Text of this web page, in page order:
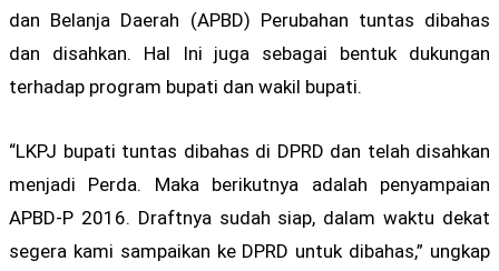
dan Belanja Daerah (APBD) Perubahan tuntas dibahas
dan disahkan. Hal Ini juga sebagai bentuk dukungan
terhadap program bupati dan wakil bupati.
“LKPJ bupati tuntas dibahas di DPRD dan telah disahkan
menjadi Perda. Maka berikutnya adalah penyampaian
APBD-P 2016. Draftnya sudah siap, dalam waktu dekat
segera kami sampaikan ke DPRD untuk dibahas,” ungkap